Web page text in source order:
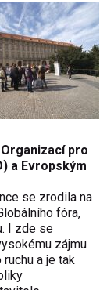
pro
a Evropským
se zrodila na
fóra,
I zde se
zájmu
a je tak